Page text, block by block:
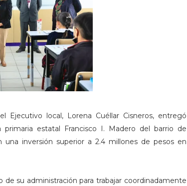
Ejecutivo local, Lorena Cuéllar Cisneros, entregó
estatal Francisco I. Madero del barrio de
inversión superior a 2.4 millones de pesos en
su administración para trabajar coordinadamente